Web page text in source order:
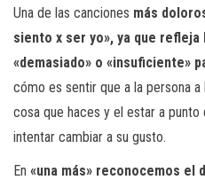
Una de las canciones más
siento x ser yo», ya que
«demasiado» o «insuficiente»
cómo es sentir que a la persona
cosa que haces y el estar a
intentar cambiar a su gusto.
En «una más» reconocemos el